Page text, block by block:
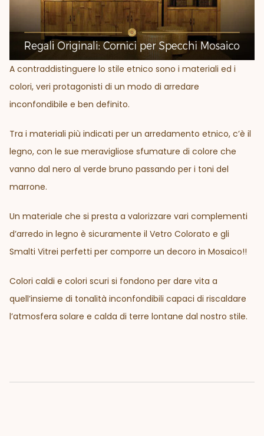
A contraddistinguere lo stile etnico sono i materiali ed i
colori, veri protagonisti di un modo di arredare
inconfondibile e ben definito.
Tra i materiali più indicati per un arredamento etnico, c’è il
legno, con le sue meravigliose sfumature di colore che
vanno dal nero al verde bruno passando per i toni del
marrone.
Un materiale che si presta a valorizzare vari complementi
d’arredo in legno è sicuramente il Vetro Colorato e gli
Smalti Vitrei perfetti per comporre un decoro in Mosaico!!
Colori caldi e colori scuri si fondono per dare vita a
quell’insieme di tonalità inconfondibili capaci di riscaldare
l’atmosfera solare e calda di terre lontane dal nostro stile.